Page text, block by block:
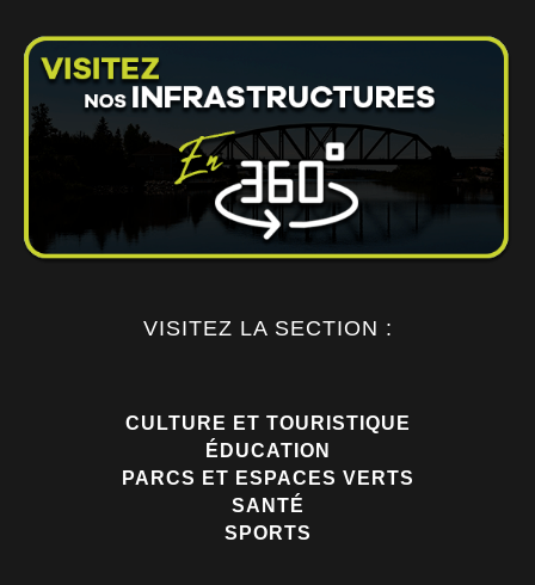
VISITEZ LA SECTION :
CULTURE ET TOURISTIQUE
ÉDUCATION
PARCS ET ESPACES VERTS
SANTÉ
SPORTS